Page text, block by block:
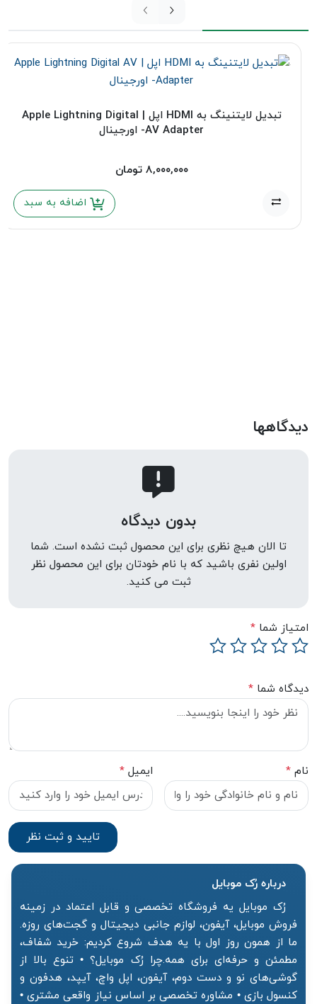
تبدیل لایتنینگ به HDMI اپل | Apple Lightning Digital
AV Adapter- اورجینال
۸,۰۰۰,۰۰۰ تومان
اضافه به سبد
دیدگاهها
بدون دیدگاه
تا الان هیچ نظری برای این محصول ثبت نشده است. شما
اولین نفری باشید که با نام خودتان برای این محصول نظر
ثبت می کنید.
امتیاز شما *
دیدگاه شما *
نام * ایمیل *
درباره رُک‌ موبایل
رُک موبایل یه فروشگاه تخصصی و قابل اعتماد در زمینه
فروش موبایل، آیفون، لوازم جانبی دیجیتال و گجت‌های روزه.
ما از همون روز اول با یه هدف شروع کردیم: خرید شفاف،
مطمئن و حرفه‌ای برای همه.چرا رُک موبایل؟ • تنوع بالا از
گوشی‌های نو و دست دوم، آیفون، اپل واچ، آیپد، هدفون و
کنسول بازی • مشاوره تخصصی بر اساس نیاز واقعی مشتری •